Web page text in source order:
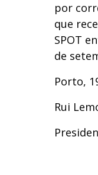
por
que
SPOT
de
Porto,
Rui